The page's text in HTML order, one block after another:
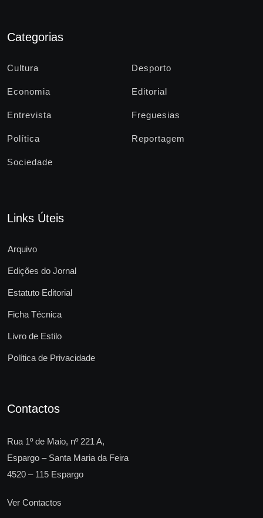
Categorias
Cultura Desporto
Economia Editorial
Entrevista Freguesias
Política Reportagem
Sociedade
Links Úteis
Arquivo
Edições do Jornal
Estatuto Editorial
Ficha Técnica
Livro de Estilo
Política de Privacidade
Contactos
Rua 1º de Maio, nº 221 A,
Espargo – Santa Maria da Feira
4520 – 115 Espargo
Ver Contactos